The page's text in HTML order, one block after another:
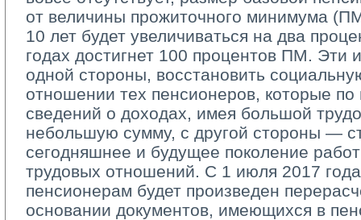
от величины прожиточного минимума
10 лет будет увеличиваться на два
годах достигнет 100 процентов ПМ. Эти
одной стороны, восстановить
отношении тех пенсионеров, которые по
сведений о доходах, имея большой
небольшую сумму, с другой стороны —
сегодняшнее и будущее поколение
трудовых отношений. С 1 июля 2017
пенсионерам будет произведен
основании документов, имеющихся в